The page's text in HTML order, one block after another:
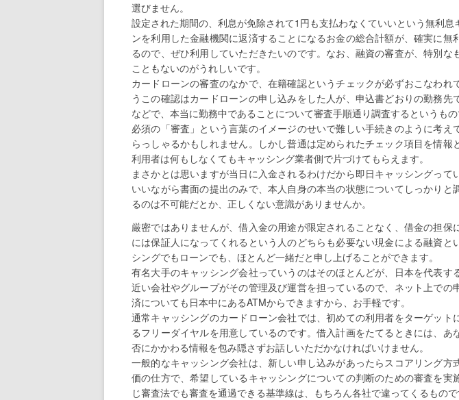
選びません。
設定された期間の、利息が免除されて1円も支払わなくていいという無利息
ンを利用した金融機関に返済することになるお金の総合計額が、確実に無
るので、ぜひ利用していただきたいのです。なお、融資の審査が、特別な
こともないのがうれしいです。
カードローンの審査のなかで、在籍確認というチェックが必ずおこなわれ
うこの確認はカードローンの申し込みをした人が、申込書どおりの勤務先
などで、本当に勤務中であることについて審査手順通り調査するというもの
必須の「審査」という言葉のイメージのせいで難しい手続きのように考え
らっしゃるかもしれません。しかし普通は定められたチェック項目を情報
利用者は何もしなくてもキャッシング業者側で片づけてもらえます。
まさかとは思いますが当日に入金されるわけだから即日キャッシングって
いいながら書面の提出のみで、本人自身の本当の状態についてしっかりと
るのは不可能だとか、正しくない意識がありませんか。
厳密ではありませんが、借入金の用途が限定されることなく、借金の担保
には保証人になってくれるという人のどちらも必要ない現金による融資と
シングでもローンでも、ほとんど一緒だと申し上げることができます。
有名大手のキャッシング会社っていうのはそのほとんどが、日本を代表す
近い会社やグループがその管理及び運営を担っているので、ネット上での
済についても日本中にあるATMからできますから、お手軽です。
通常キャッシングのカードローン会社では、初めての利用者をターゲット
るフリーダイヤルを用意しているのです。借入計画をたてるときには、あ
否にかかわる情報を包み隠さずお話しいただかなければいけません。
一般的なキャッシング会社は、新しい申し込みがあったらスコアリング方
価の仕方で、希望しているキャッシングについての判断のための審査を実
じ審査法でも審査を通過できる基準線は、もちろん各社で違ってくるもので